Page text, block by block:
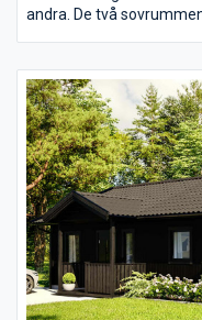
andra. De två
mellan inne och ute
förlängning av huset
sällskapsyta.